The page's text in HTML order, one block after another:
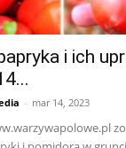
i ich
- mar 14, 2023